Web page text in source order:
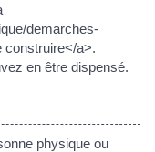
demarches-
construire</a>.
en être dispensé.
physique ou